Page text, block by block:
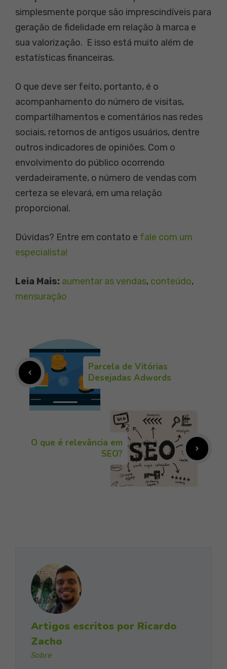
simplesmente porque são imprescindíveis para
geração de fidelidade em relação à marca e
sua valorização. E isso está muito além de
estatísticas financeiras.
O que deve ser feito, portanto, é o
acompanhamento do número de visitas,
compartilhamentos e comentários nas redes
sociais, retornos de antigos usuários, dentre
outros indicadores de opiniões. Com o
envolvimento do público ocorrendo
verdadeiramente, o número de vendas com
certeza se elevará, em uma relação
proporcional.
Dúvidas? Entre em contato e fale com um
especialista!
Leia Mais: aumentar as vendas, conteúdo
mensuração
Parcela de Vitórias
Desejadas Adwords
O que é relevância em
SEO?
Artigos escritos por Ricardo
Zacho
Sobre